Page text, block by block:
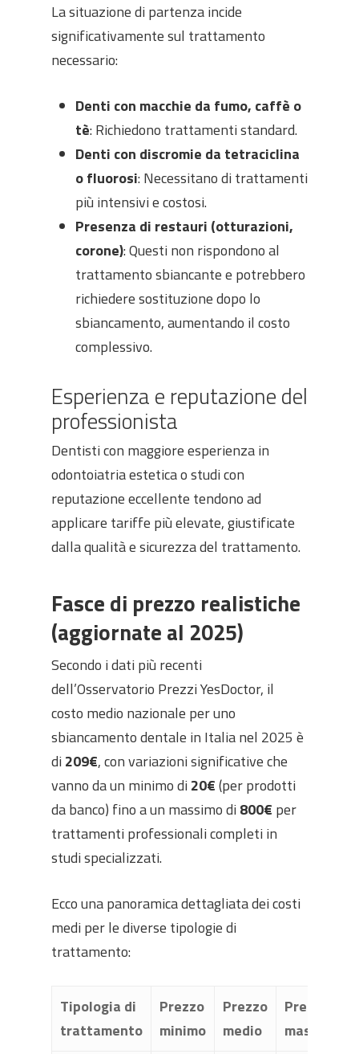
La situazione di partenza incide
significativamente sul trattamento
necessario:
Denti con macchie da fumo, caffè o
tè: Richiedono trattamenti standard.
Denti con discromie da tetraciclina
o fluorosi: Necessitano di trattamenti
più intensivi e costosi.
Presenza di restauri (otturazioni,
corone): Questi non rispondono al
trattamento sbiancante e potrebbero
richiedere sostituzione dopo lo
sbiancamento, aumentando il costo
complessivo.
Esperienza e reputazione del
professionista
Dentisti con maggiore esperienza in
odontoiatria estetica o studi con
reputazione eccellente tendono ad
applicare tariffe più elevate, giustificate
dalla qualità e sicurezza del trattamento.
Fasce di prezzo realistiche
(aggiornate al 2025)
Secondo i dati più recenti
dell’Osservatorio Prezzi YesDoctor, il
costo medio nazionale per uno
sbiancamento dentale in Italia nel 2025 è
di 209€, con variazioni significative che
vanno da un minimo di 20€(per prodotti
da banco) fino a un massimo di 800€ per
trattamenti professionali completi in
studi specializzati.
Ecco una panoramica dettagliata dei costi
medi per le diverse tipologie di
trattamento:
Tipologia di
trattamento
Prezzo
minimo
Prezzo
medio
Prezzo
massimo